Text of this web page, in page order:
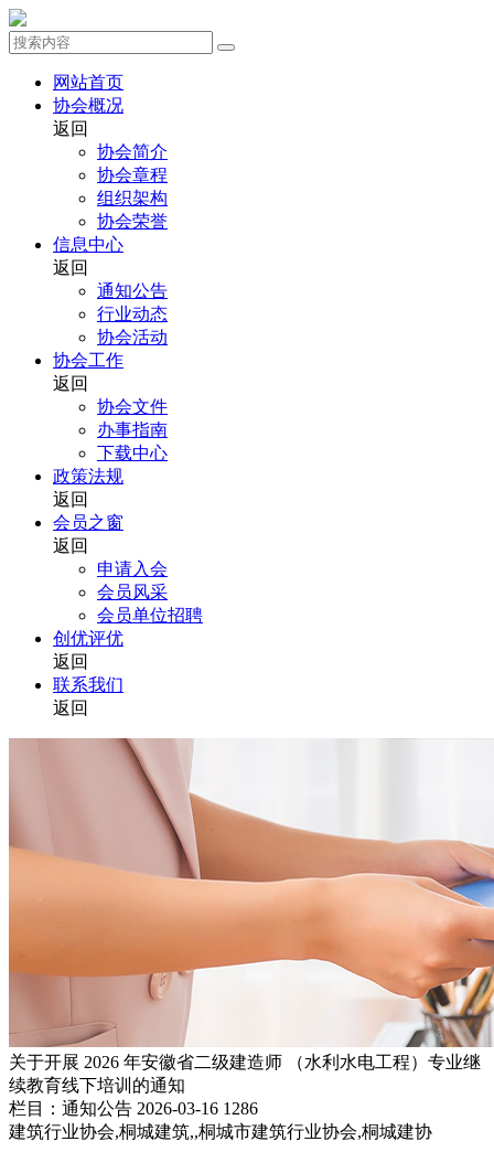
网站首页
协会概况
返回
协会简介
协会章程
组织架构
协会荣誉
信息中心
返回
通知公告
行业动态
协会活动
协会工作
返回
协会文件
办事指南
下载中心
政策法规
返回
会员之窗
返回
申请入会
会员风采
会员单位招聘
创优评优
返回
联系我们
返回
关于开展 2026 年安徽省二级建造师 （水利水电工程）专业继
续教育线下培训的通知
栏目：通知公告 2026-03-16 1286
建筑行业协会,桐城建筑,,桐城市建筑行业协会,桐城建协